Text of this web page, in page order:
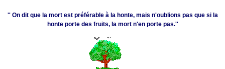
'' On dit que la mort est préférable à la honte, mais n'oublions pas que si la
honte porte des fruits, la mort n'en porte pas.''